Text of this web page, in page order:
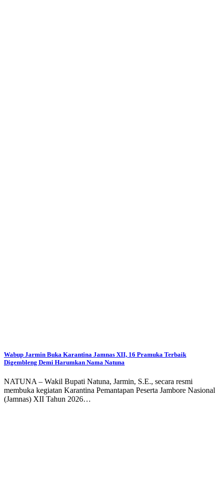
Wabup Jarmin Buka Karantina Jamnas XII, 16 Pramuka Terbaik
Digembleng Demi Harumkan Nama Natuna
NATUNA – Wakil Bupati Natuna, Jarmin, S.E., secara resmi
membuka kegiatan Karantina Pemantapan Peserta Jambore Nasional
(Jamnas) XII Tahun 2026…